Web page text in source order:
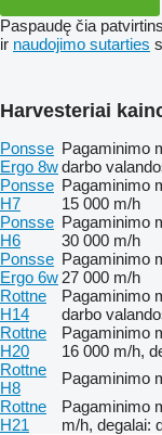
Paspaudę čia
ir naudojimo sutarties
Harvesteriai
Ponsse
Ergo 8w
Pagaminimo
darbo
Ponsse
H7
Pagaminimo
15 000 m/h
Ponsse
H6
Pagaminimo
30 000 m/h
Ponsse
Ergo 6w
Pagaminimo
27 000 m/h
Rottne
H14
Pagaminimo
darbo
Rottne
H20
Pagaminimo
16 000 m/h,
Rottne
H8
Pagaminimo
Rottne
H21
Pagaminimo
m/h, degalai: